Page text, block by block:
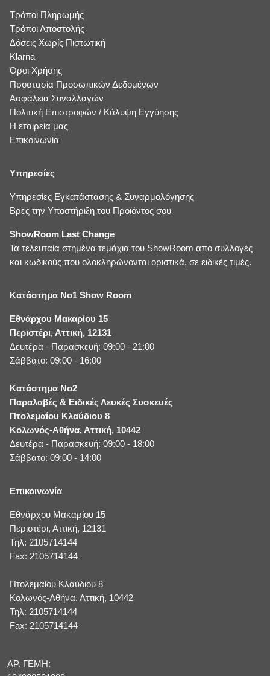
Τρόποι Πληρωμής
Τρόποι Αποστολής
Δόσεις Χωρίς Πιστωτική
Klarna
Όροι Χρήσης
Προστασία Προσωπικών Δεδομένων
Ασφάλεια Συναλλαγών
Πολιτική Επιστροφών / Κάλυψη Εγγύησης
Η εταιρεία μας
Επικοινωνία
Υπηρεσίες
Υπηρεσίες Εγκατάστασης & Συναρμολόγησης
Βρες την Υποστήριξη του Προϊόντος σου
ShowRoom Last Change
Τα τελευταία στημένα τεμάχια του ShowRoom από συλλογές
και κωδικούς που ολοκληρώνονται οριστικά, σε ειδικές τιμές.
Κατάστημα No1 Show Room
Εθνάρχου Μακαρίου 15
Περιστέρι, Αττική, 12131
Δευτέρα - Παρασκευή: 09:00 - 21:00
Σάββατο: 09:00 - 16:00
Κατάστημα No2
Παραλαβές & Ειδικές Λευκές Συσκευές
Πτολεμαίου Κλαύδιου 8
Κολωνός-Αθήνα, Αττική, 10442
Δευτέρα - Παρασκευή: 09:00 - 18:00
Σάββατο: 09:00 - 14:00
Επικοινωνία
Εθνάρχου Μακαρίου 15
Περιστέρι, Αττική, 12131
Τηλ: 2105714144
Fax: 2105714144
Πτολεμαίου Κλαύδιου 8
Κολωνός-Αθήνα, Αττική, 10442
Τηλ: 2105714144
Fax: 2105714144
ΑΡ. ΓΕΜΗ: